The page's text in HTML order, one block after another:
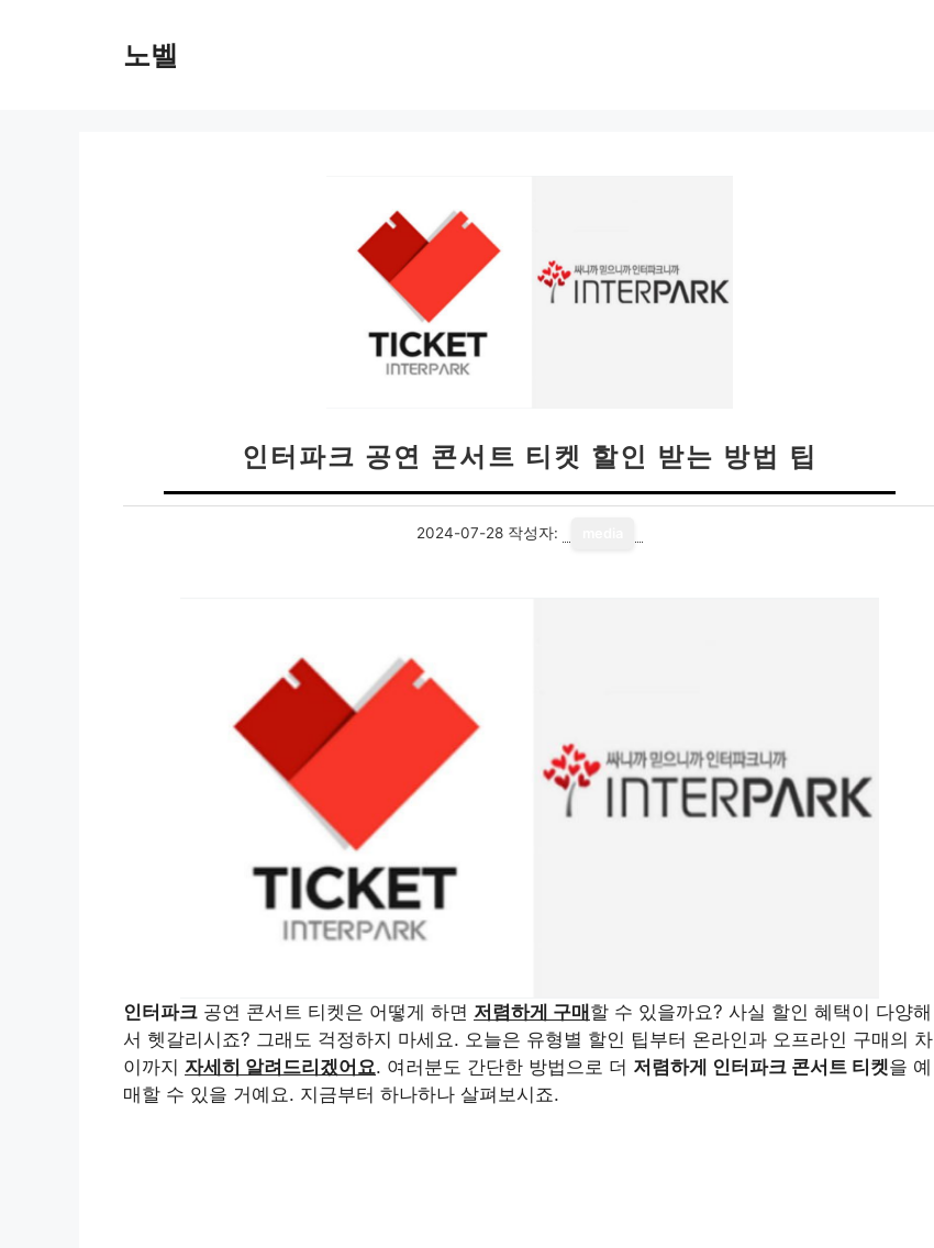
노벨
인터파크 공연 콘서트 티켓 할인 받는 방법 팁
2024-07-28 작성자:
인터파크 공연 콘서트 티켓은 어떻게 하면 저렴하게 구매 할 수 있을까요? 사실 할인 혜택이 다양해
서 헷갈리시죠? 그래도 걱정하지 마세요. 오늘은 유형별 할인 팁부터 온라인과 오프라인 구매의 차
이까지 자세히 알려드리겠어요. 여러분도 간단한 방법으로 더 저렴하게 인터파크 콘서트 티켓을 예
매할 수 있을 거예요. 지금부터 하나하나 살펴보시죠.